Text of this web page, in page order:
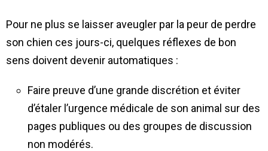
Pour ne plus se laisser aveugler par la peur de perdre
son chien ces jours-ci, quelques réflexes de bon
sens doivent devenir automatiques :
Faire preuve d’une grande discrétion et éviter
d’étaler l’urgence médicale de son animal sur des
pages publiques ou des groupes de discussion
non modérés.